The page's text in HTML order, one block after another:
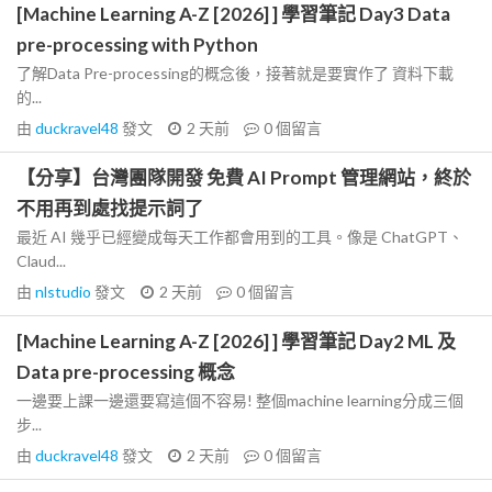
[Machine Learning A-Z [2026] ] 學習筆記 Day3 Data
pre-processing with Python
了解Data Pre-processing的概念後，接著就是要實作了 資料下載
的...
由 duckravel48 發文 2 天前 0個留言
【分享】台灣團隊開發 免費 AI Prompt 管理網站，終於
不用再到處找提示詞了
最近 AI 幾乎已經變成每天工作都會用到的工具。像是 ChatGPT、
Claud...
由 nlstudio 發文 2 天前 0個留言
[Machine Learning A-Z [2026] ] 學習筆記 Day2 ML 及
Data pre-processing 概念
一邊要上課一邊還要寫這個不容易! 整個machine learning分成三個
步...
由 duckravel48 發文 2 天前 0個留言